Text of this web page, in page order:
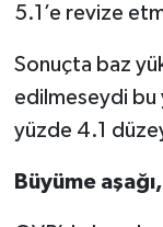
5.1’e revize
Sonuçta baz
edilmeseydi bu
yüzde 4.1
Büyüme